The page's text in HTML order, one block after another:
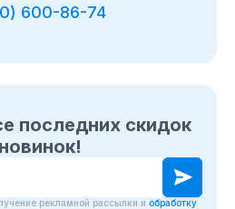
600-86-74
последних скидок
рекламной рассылки и обработку